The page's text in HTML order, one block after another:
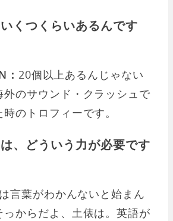
くつくらいあるんです
： 20個以上あるんじゃない
外のサウンド・クラッシュで
のトロフィーです。
、どういう力が必要です
言葉がわかんないと始まん
っからだよ、土俵は。英語が